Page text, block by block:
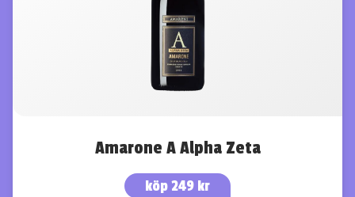
Amarone A Alpha Zeta
köp 249 kr